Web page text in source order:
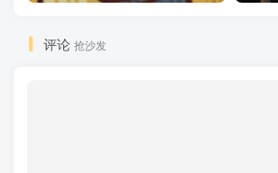
评论 抢沙发